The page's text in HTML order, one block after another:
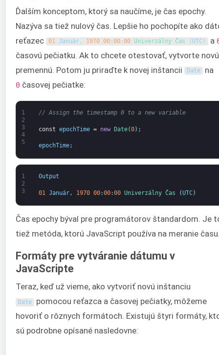
Ďalším konceptom, ktorý sa naučíme, je čas epochy.
Nazýva sa tiež nulový čas. Lepšie ho pochopíte ako
reťazec
01 Január, 1970 00:00:00 Univerzálny Čas ( UTC) a
časovú pečiatku. Ak to chcete otestovať, vytvorte novú
premennú. Potom ju priraďte k novej inštancii
Date na
0 časovej pečiatke:
1
2
3
4
5
// Assign the timestamp 0 to a new variable
const epochTime = new Date(0) ;
epochTime;
1
2
3
Output
01 Január, 1970 00:00:00 Univerzálny Čas (UTC)
Čas epochy býval pre programátorov štandardom. Je
tiež metóda, ktorú JavaScript používa na meranie
Formáty pre vytváranie dátumu v
JavaScripte
Teraz, keď už vieme, ako vytvoriť novú inštanciu
Date pomocou reťazca a časovej pečiatky, môžeme
hovoriť o rôznych formátoch. Existujú štyri formáty,
sú podrobne opísané nasledovne: